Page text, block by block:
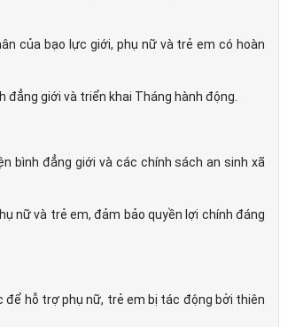
của bạo lực giới, phụ nữ và trẻ em có hoàn
đẳng giới và triển khai Tháng hành động.
bình đẳng giới và các chính sách an sinh xã
nữ và trẻ em, đảm bảo quyền lợi chính đáng
hỗ trợ phụ nữ, trẻ em bị tác động bởi thiên